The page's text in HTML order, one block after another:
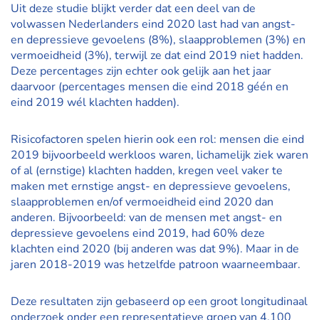
Uit deze studie blijkt verder dat een deel van de
volwassen Nederlanders eind 2020 last had van angst-
en depressieve gevoelens (8%), slaapproblemen (3%) en
vermoeidheid (3%), terwijl ze dat eind 2019 niet hadden.
Deze percentages zijn echter ook gelijk aan het jaar
daarvoor (percentages mensen die eind 2018 géén en
eind 2019 wél klachten hadden).
Risicofactoren spelen hierin ook een rol: mensen die eind
2019 bijvoorbeeld werkloos waren, lichamelijk ziek waren
of al (ernstige) klachten hadden, kregen veel vaker te
maken met ernstige angst- en depressieve gevoelens,
slaapproblemen en/of vermoeidheid eind 2020 dan
anderen. Bijvoorbeeld: van de mensen met angst- en
depressieve gevoelens eind 2019, had 60% deze
klachten eind 2020 (bij anderen was dat 9%). Maar in de
jaren 2018-2019 was hetzelfde patroon waarneembaar.
Deze resultaten zijn gebaseerd op een groot longitudinaal